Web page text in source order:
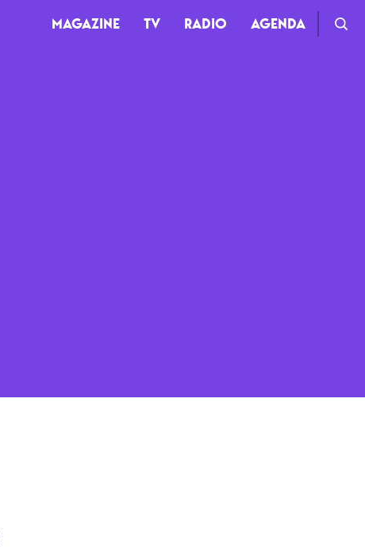
MAGAZINE TV RADIO AGENDA